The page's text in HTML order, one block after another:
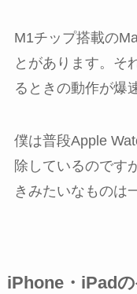
M1チップ搭載の
とがあります。そ
るときの動作が爆
僕は普段Apple
除しているのです
きみたいなものは
iPhone・iPad